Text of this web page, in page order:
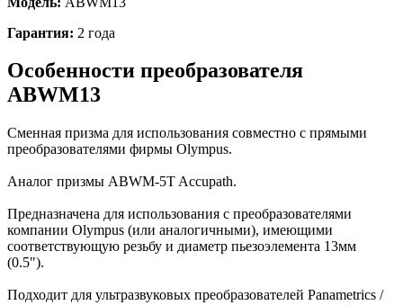
Гарантия: 2 года
Особенности преобразователя
ABWM13
Сменная призма для использования совместно с прямыми
преобразователями фирмы Olympus.
Аналог призмы ABWM-5T Accupath.
Предназначена для использования с преобразователями
компании Olympus (или аналогичными), имеющими
соответствующую резьбу и диаметр пьезоэлемента 13мм
(0.5").
Подходит для ультразвуковых преобразователей Panametrics /